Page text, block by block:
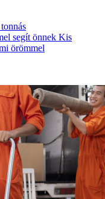
segít önnek Kis
örömmel